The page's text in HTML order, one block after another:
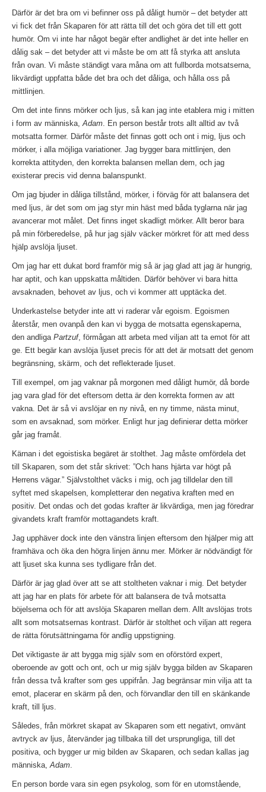
Därför är det bra om vi befinner oss på dåligt humör – det betyder att
vi fick det från Skaparen för att rätta till det och göra det till ett gott
humör. Om vi ​​inte har något begär efter andlighet är det inte heller en
dålig sak – det betyder att vi måste be om att få styrka att ansluta
från ovan. Vi måste ständigt vara måna om att fullborda motsatserna,
likvärdigt uppfatta både det bra och det dåliga, och hålla oss på
mittlinjen.
Om det inte finns mörker och ljus, så kan jag inte etablera mig i mitten
i form av människa,Adam. En person består trots allt alltid av två
motsatta former. Därför måste det finnas gott och ont i mig, ljus och
mörker, i alla möjliga variationer. Jag bygger bara mittlinjen, den
korrekta attityden, den korrekta balansen mellan dem, och jag
existerar precis vid denna balanspunkt.
Om jag bjuder in dåliga tillstånd, mörker, i förväg för att balansera det
med ljus, är det som om jag styr min häst med båda tyglarna när jag
avancerar mot målet. Det finns inget skadligt mörker. Allt beror bara
på min förberedelse, på hur jag själv väcker mörkret för att med dess
hjälp avslöja ljuset.
Om jag har ett dukat bord framför mig så är jag glad att jag är hungrig,
har aptit, och kan uppskatta måltiden. Därför behöver vi bara hitta
avsaknaden, behovet av ljus, och vi kommer att upptäcka det.
Underkastelse betyder inte att vi raderar vår egoism. Egoismen
återstår, men ovanpå den kan vi bygga de motsatta egenskaperna,
den andliga Partzuf, förmågan att arbeta med viljan att ta emot för att
ge. Ett begär kan avslöja ljuset precis för att det är motsatt det genom
begränsning, skärm, och det reflekterade ljuset.
Till exempel, om jag vaknar på morgonen med dåligt humör, då borde
jag vara glad för det eftersom detta är den korrekta formen av att
vakna. Det är så vi avslöjar en ny nivå, en ny timme, nästa minut,
som en avsaknad, som mörker. Enligt hur jag definierar detta mörker
går jag framåt.
Kärnan i det egoistiska begäret är stolthet. Jag måste omfördela det
till Skaparen, som det står skrivet: ”Och hans hjärta var högt på
Herrens vägar.” Självstolthet väcks i mig, och jag tilldelar den till
syftet med skapelsen, kompletterar den negativa kraften med en
positiv. Det ondas och det godas krafter är likvärdiga, men jag föredrar
givandets kraft framför mottagandets kraft.
Jag upphäver dock inte den vänstra linjen eftersom den hjälper mig att
framhäva och öka den högra linjen ännu mer. Mörker är nödvändigt för
att ljuset ska kunna ses tydligare från det.
Därför är jag glad över att se att stoltheten vaknar i mig. Det betyder
att jag har en plats för arbete för att balansera de två motsatta
böjelserna och för att avslöja Skaparen mellan dem. Allt avslöjas trots
allt som motsatsernas kontrast. Därför är stolthet och viljan att regera
de rätta förutsättningarna för andlig uppstigning.
Det viktigaste är att bygga mig själv som en oförstörd expert,
oberoende av gott och ont, och ur mig själv bygga bilden av Skaparen
från dessa två krafter som ges uppifrån. Jag begränsar min vilja att ta
emot, placerar en skärm på den, och förvandlar den till en skänkande
kraft, till ljus.
Således, från mörkret skapat av Skaparen som ett negativt, omvänt
avtryck av ljus, återvänder jag tillbaka till det ursprungliga, till det
positiva, och bygger ur mig bilden av Skaparen, och sedan kallas jag
människa,Adam.
En person borde vara sin egen psykolog, som för en utomstående,